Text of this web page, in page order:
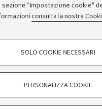
"Impostazione cookie"
consulta la nostra
- FACOLTATIVI
SOLO COOKIE NECESSARI
PERSONALIZZA COOKIE
Rassegna stampa
- ALMA MATER
33 - 40126 Bologna